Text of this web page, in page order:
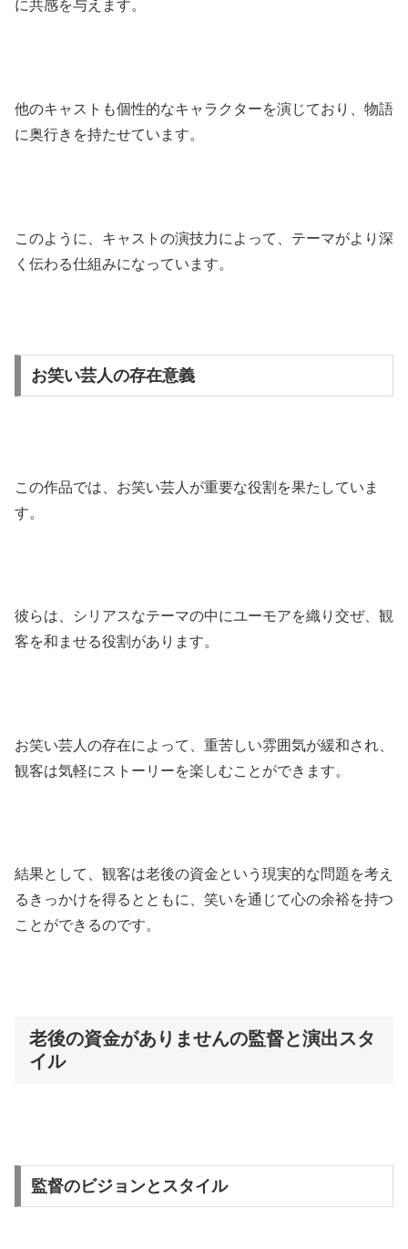
に共感を与えます。
他のキャストも個性的なキャラクターを演じており、物語
に奥行きを持たせています。
このように、キャストの演技力によって、テーマがより深
く伝わる仕組みになっています。
お笑い芸人の存在意義
この作品では、お笑い芸人が重要な役割を果たしていま
す。
彼らは、シリアスなテーマの中にユーモアを織り交ぜ、観
客を和ませる役割があります。
お笑い芸人の存在によって、重苦しい雰囲気が緩和され、
観客は気軽にストーリーを楽しむことができます。
結果として、観客は老後の資金という現実的な問題を考え
るきっかけを得るとともに、笑いを通じて心の余裕を持つ
ことができるのです。
老後の資金がありませんの監督と演出スタ
イル
監督のビジョンとスタイル